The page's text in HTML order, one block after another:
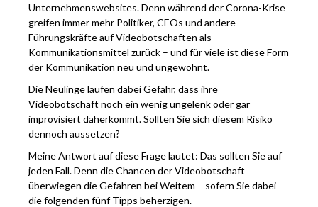
Unternehmenswebsites. Denn während der Corona-Krise
greifen immer mehr Politiker, CEOs und andere
Führungskräfte auf Videobotschaften als
Kommunikationsmittel zurück – und für viele ist diese Form
der Kommunikation neu und ungewohnt.
Die Neulinge laufen dabei Gefahr, dass ihre
Videobotschaft noch ein wenig ungelenk oder gar
improvisiert daherkommt. Sollten Sie sich diesem Risiko
dennoch aussetzen?
Meine Antwort auf diese Frage lautet: Das sollten Sie auf
jeden Fall. Denn die Chancen der Videobotschaft
überwiegen die Gefahren bei Weitem – sofern Sie dabei
die folgenden fünf Tipps beherzigen.